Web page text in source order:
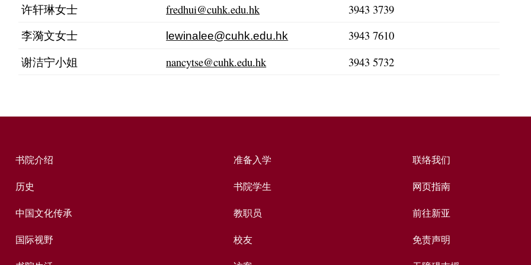
许轩琳女士 fredhui@cuhk.edu.hk 3943 3739
李漪文女士 lewinalee@cuhk.edu.hk
3943 7610
谢洁宁小姐
nancytse@cuhk.edu.hk 3943 5732
书院介绍
历史
中国文化传承
国际视野
准备入学
书院学生
教职员
校友
联络我们
网页指南
前往新亚
免责声明